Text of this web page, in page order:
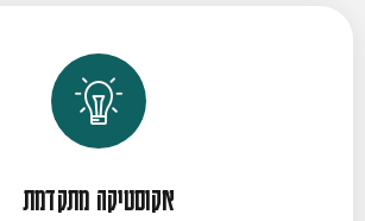
אקוסטיקה מתקדמת